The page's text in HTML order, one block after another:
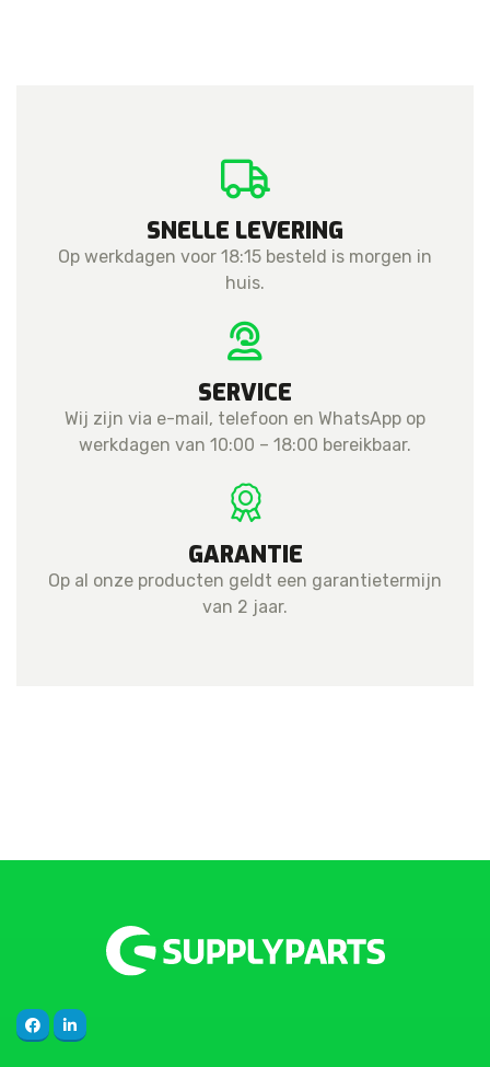
SNELLE LEVERING
Op werkdagen voor 18:15 besteld is morgen in
huis.
SERVICE
Wij zijn via e-mail, telefoon en WhatsApp op
werkdagen van 10:00 – 18:00 bereikbaar.
GARANTIE
Op al onze producten geldt een garantietermijn
van 2 jaar.